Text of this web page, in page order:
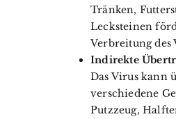
Tränken,
Lecksteinen
Verbreitung des
Indirekte
Das Virus kann
verschiedene
Putzzeug,